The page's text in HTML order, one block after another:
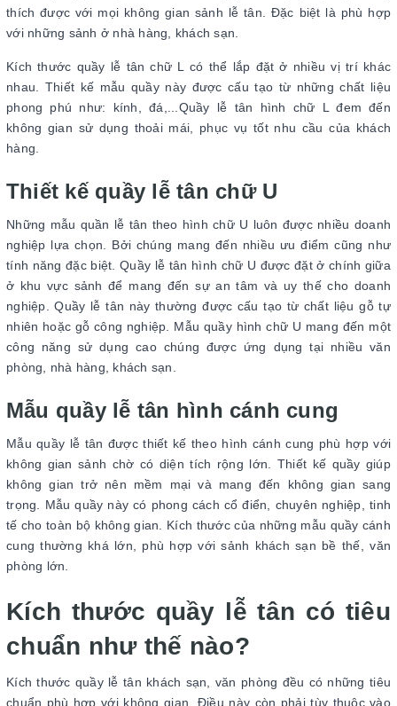
thích được với mọi không gian sảnh lễ tân. Đặc biệt là phù hợp
với những sảnh ở nhà hàng, khách sạn.
Kích thước quầy lễ tân chữ L có thể lắp đặt ở nhiều vị trí khác
nhau. Thiết kế mẫu quầy này được cấu tạo từ những chất liệu
phong phú như: kính, đá,...Quầy lễ tân hình chữ L đem đến
không gian sử dụng thoải mái, phục vụ tốt nhu cầu của khách
hàng.
Thiết kế quầy lễ tân chữ U
Những mẫu quần lễ tân theo hình chữ U luôn được nhiều doanh
nghiệp lựa chọn. Bởi chúng mang đến nhiều ưu điểm cũng như
tính năng đặc biệt. Quầy lễ tân hình chữ U được đặt ở chính giữa
ở khu vực sảnh để mang đến sự an tâm và uy thế cho doanh
nghiệp. Quầy lễ tân này thường được cấu tạo từ chất liệu gỗ tự
nhiên hoặc gỗ công nghiệp. Mẫu quầy hình chữ U mang đến một
công năng sử dụng cao chúng được ứng dụng tại nhiều văn
phòng, nhà hàng, khách sạn.
Mẫu quầy lễ tân hình cánh cung
Mẫu quầy lễ tân được thiết kế theo hình cánh cung phù hợp với
không gian sảnh chờ có diện tích rộng lớn. Thiết kế quầy giúp
không gian trở nên mềm mại và mang đến không gian sang
trọng. Mẫu quầy này có phong cách cổ điển, chuyên nghiệp, tinh
tế cho toàn bộ không gian. Kích thước của những mẫu quầy cánh
cung thường khá lớn, phù hợp với sảnh khách sạn bề thế, văn
phòng lớn.
Kích thước quầy lễ tân có tiêu
chuẩn như thế nào?
Kích thước quầy lễ tân khách sạn, văn phòng đều có những tiêu
chuẩn phù hợp với không gian. Điều này còn phải tùy thuộc vào